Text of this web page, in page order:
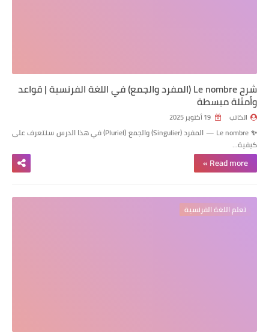
شرح Le nombre (المفرد والجمع) في اللغة الفرنسية | قواعد
وأمثلة مبسطة
الكاتب
✨ Le nombre — المفرد (Singulier) والجمع (Pluriel) في هذا الدرس سنتعرف على
كيفية…
Read more »
تعلم اللغة الفرنسية